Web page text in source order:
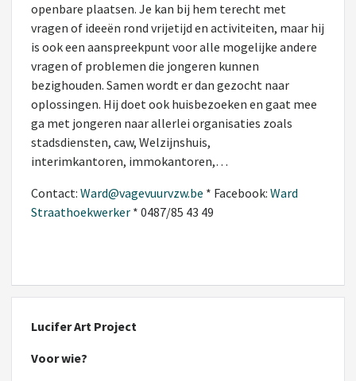
openbare plaatsen. Je kan bij hem terecht met
vragen of ideeën rond vrijetijd en activiteiten, maar hij
is ook een aanspreekpunt voor alle mogelijke andere
vragen of problemen die jongeren kunnen
bezighouden. Samen wordt er dan gezocht naar
oplossingen. Hij doet ook huisbezoeken en gaat mee
ga met jongeren naar allerlei organisaties zoals
stadsdiensten, caw, Welzijnshuis,
interimkantoren, immokantoren,…
Contact: Ward@vagevuurvzw.be * Facebook: Ward
Straathoekwerker * 0487/85 43 49
Lucifer Art Project
Voor wie?